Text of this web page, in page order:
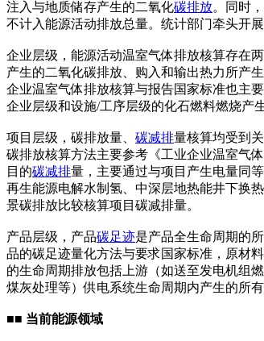
注入与地质储存产生的二氧化碳排放。同时
不计入能源活动排放总量。统计部门牵头开
企业层级，能源活动温室气体排放核算存在
产生的二氧化碳排放、购入和输出热力所产
企业温室气体排放核算与报告国家标准也主
企业层级和设施/工序层级的化石燃料燃烧产
项目层级，碳排放量、 碳减排量核算均受到
碳排放核算方法主要参考《工业企业温室气
目的碳减排量，主要通过与项目产生电量同
再生能源电解水制氢、中深层地热能井下换
景碳排放比较核算项目碳减排量。
产品层级，产品碳足迹是产品全生命周期的
品的碳足迹量化方法与要求国家标准，原材
的生命周期排放包括上游（如送至发电机组
煤灰处理等）供电系统生命周期内产生的所有
■■ 当前能源领域